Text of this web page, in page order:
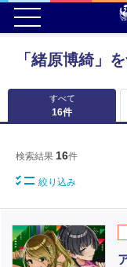
「緒原博綺」
すべて
16件
検索結果 16件
絞り込み